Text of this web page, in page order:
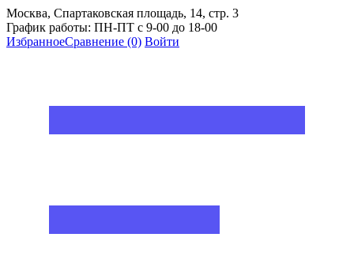
Москва, Спартаковская площадь, 14, стр. 3
График работы: ПН-ПТ с 9-00 до 18-00
ИзбранноеСравнение (0) Войти